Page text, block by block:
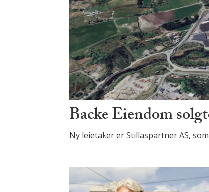
Backe Eiendom
Ny leietaker er Stillaspartner AS,